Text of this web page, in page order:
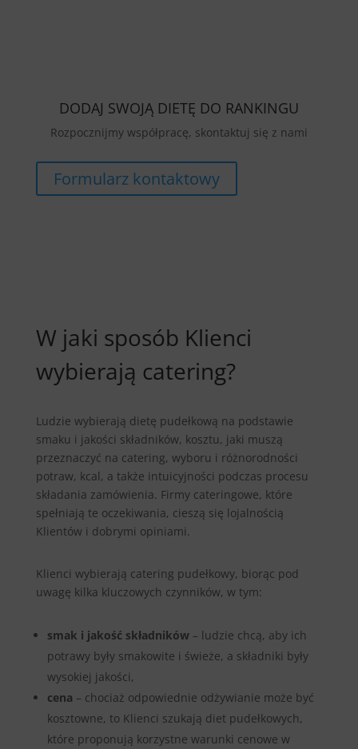
DODAJ SWOJĄ DIETĘ DO RANKINGU
Rozpocznijmy współpracę, skontaktuj się z nami
Formularz kontaktowy
W jaki sposób Klienci
wybierają catering?
Ludzie wybierają dietę pudełkową na podstawie
smaku i jakości składników, kosztu, jaki muszą
przeznaczyć na catering, wyboru i różnorodności
potraw, kcal, a także intuicyjności podczas procesu
składania zamówienia. Firmy cateringowe, które
spełniają te oczekiwania, cieszą się lojalnością
Klientów i dobrymi opiniami.
Klienci wybierają catering pudełkowy, biorąc pod
uwagę kilka kluczowych czynników, w tym:
smak i jakość składników– ludzie chcą, aby ich
potrawy były smakowite i świeże, a składniki były
wysokiej jakości,
cena – chociaż odpowiednie odżywianie może być
kosztowne, to Klienci szukają diet pudełkowych,
które proponują korzystne warunki cenowe w